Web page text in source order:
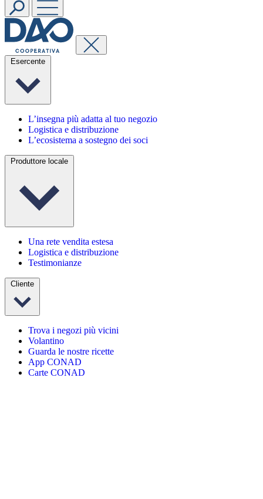
Esercente
L’insegna più adatta al tuo negozio
Logistica e distribuzione
L’ecosistema a sostegno dei soci
Produttore locale
Una rete vendita estesa
Logistica e distribuzione
Testimonianze
Cliente
Trova i negozi più vicini
Volantino
Guarda le nostre ricette
App CONAD
Carte CONAD